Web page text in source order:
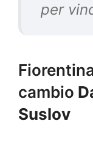
per
cambio
Suslov